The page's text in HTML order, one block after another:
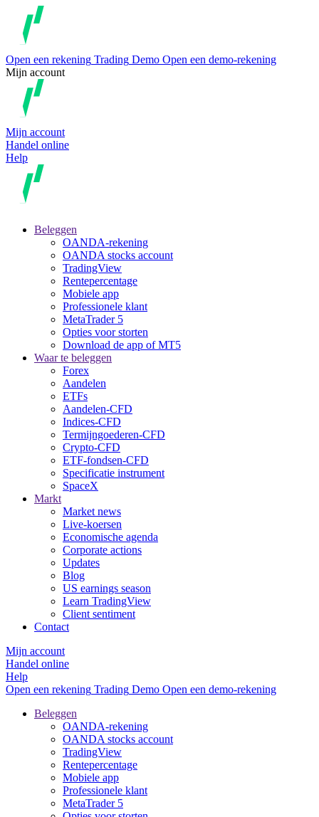
Open een rekening Trading Demo Open een demo-rekening
Mijn account
Mijn account
Handel online
Help
Beleggen
OANDA-rekening
OANDA stocks account
TradingView
Rentepercentage
Mobiele app
Professionele klant
MetaTrader 5
Opties voor storten
Download de app of MT5
Waar te beleggen
Forex
Aandelen
ETFs
Aandelen-CFD
Indices-CFD
Termijngoederen-CFD
Crypto-CFD
ETF-fondsen-CFD
Specificatie instrument
SpaceX
Markt
Market news
Live-koersen
Economische agenda
Corporate actions
Updates
Blog
US earnings season
Learn TradingView
Client sentiment
Contact
Mijn account
Handel online
Help
Open een rekening Trading Demo Open een demo-rekening
Beleggen
OANDA-rekening
OANDA stocks account
TradingView
Rentepercentage
Mobiele app
Professionele klant
MetaTrader 5